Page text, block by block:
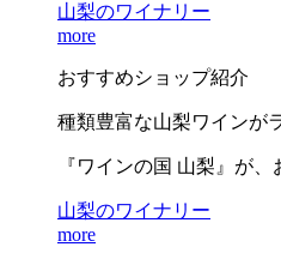
山梨のワイナリー
more
おすすめショップ紹介
種類豊富な山梨ワインが
『ワインの国 山梨』が
山梨のワイナリー
more